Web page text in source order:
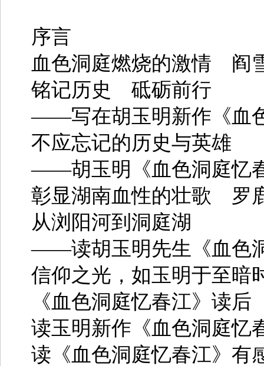
序言
血色洞庭燃烧的激情 阎
铭记历史 砥砺前行
——写在胡玉明新作《血
不应忘记的历史与英雄
——胡玉明《血色洞庭忆
彰显湖南血性的壮歌 罗
从浏阳河到洞庭湖
——读胡玉明先生《血色
信仰之光，如玉明于至
《血色洞庭忆春江》读
读玉明新作《血色洞庭
读《血色洞庭忆春江》